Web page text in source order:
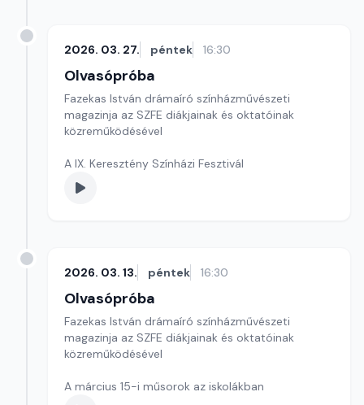
2026. 03. 27. péntek 16:30
Olvasópróba
Fazekas István drámaíró színházművészeti
magazinja az SZFE diákjainak és oktatóinak
közreműködésével
A IX. Keresztény Színházi Fesztivál
2026. 03. 13. péntek 16:30
Olvasópróba
Fazekas István drámaíró színházművészeti
magazinja az SZFE diákjainak és oktatóinak
közreműködésével
A március 15-i műsorok az iskolákban